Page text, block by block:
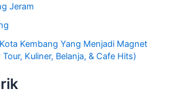
Jeram
Kembang Yang Menjadi Magnet
Kuliner, Belanja, & Cafe Hits)